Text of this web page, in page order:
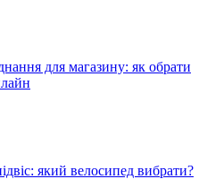
для магазину: як обрати
який велосипед вибрати?